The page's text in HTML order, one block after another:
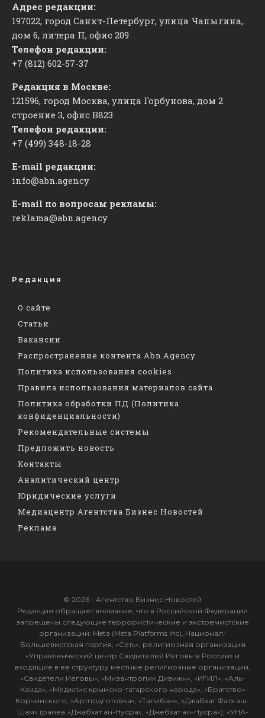
Адрес редакции:
197022, город Санкт-Петербург, улица Чапыгина,
дом 6, литера П, офис 209
Телефон редакции:
+7 (812) 602-57-37
Редакция в Москве:
121596, город Москва, улица Горбунова, дом 2
строение 3, офис ​В823
Телефон редакции:
+7 (499) 348-18-28
E-mail редакции:
info@abn.agency
E-mail по вопросам рекламы:
reklama@abn.agency
Редакция
О сайте
Статьи
Вакансии
Распространение контента Abn.Agency
Политика использования cookies
Правила использования материалов сайта
Политика обработки ПД (Политика
конфиденциальности)
Рекомендательные системы
Предложить новость
Контакты
Аналитический центр
Юридические услуги
Медиацентр Агентства Бизнес Новостей
Реклама
© 2026 - Агентство Бизнес Новостей
Редакция обращает внимание, что в Российской Федерации
запрещены следующие террористические и экстремистские
организации: Meta (Meta Platforms Inc), Национал-
Большевистская партия, «Сеть», религиозная организация
«Управленческий центр Свидетелей Иеговы в России» и
входящие в ее структуру местные религиозные организации,
«Свидетели Иеговы», «Мизантропик Дивижн», «ИГИЛ», «Аль-
Каида», «Меджлис крымско-татарского народа», «Братство»
Корчинского, «Артподготовка», «Талибан», «Джабхат Фатх аш-
Шам» (ранее «Джабхат ан-Нусра», «Джебхат ан-Нусра»), «УНА-